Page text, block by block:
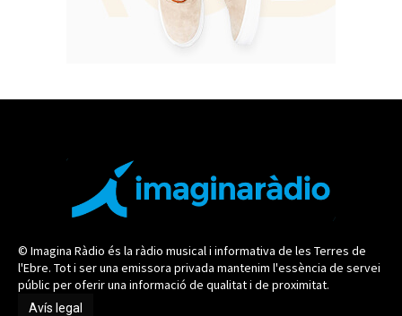
© Imagina Ràdio és la ràdio musical i informativa de les Terres de
l'Ebre. Tot i ser una emissora privada mantenim l'essència de servei
públic per oferir una informació de qualitat i de proximitat.
Avís legal